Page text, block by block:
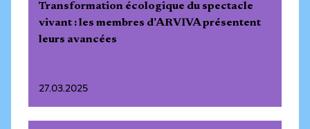
Transformation écologique du spectacle
vivant : les membres d’ARVIVA présentent
leurs avancées
27.03.2025